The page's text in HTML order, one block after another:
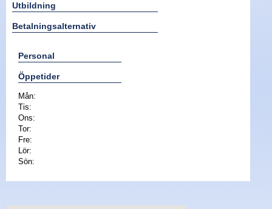
Utbildning
Betalningsalternativ
Personal
Öppetider
Mån:
Tis:
Ons:
Tor:
Fre:
Lör:
Sön: